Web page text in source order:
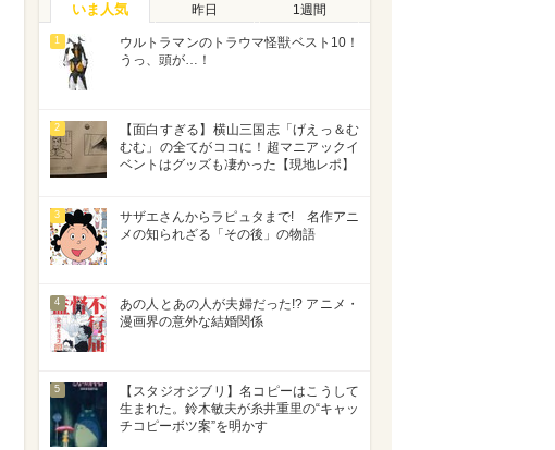
いま人気 昨日 1週間
1
ウルトラマンのトラウマ怪獣ベスト10！
うっ、頭が…！
2
【面白すぎる】横山三国志「げえっ＆む
むむ」の全てがココに！超マニアックイ
ベントはグッズも凄かった【現地レポ】
3
サザエさんからラピュタまで! 名作アニ
メの知られざる「その後」の物語
4
あの人とあの人が夫婦だった!? アニメ・
漫画界の意外な結婚関係
5
【スタジオジブリ】名コピーはこうして
生まれた。鈴木敏夫が糸井重里の“キャッ
チコピーボツ案”を明かす